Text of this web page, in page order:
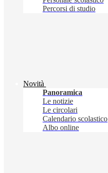
Percorsi di studio
Novità
Panoramica
Le notizie
Le circolari
Calendario scolastico
Albo online